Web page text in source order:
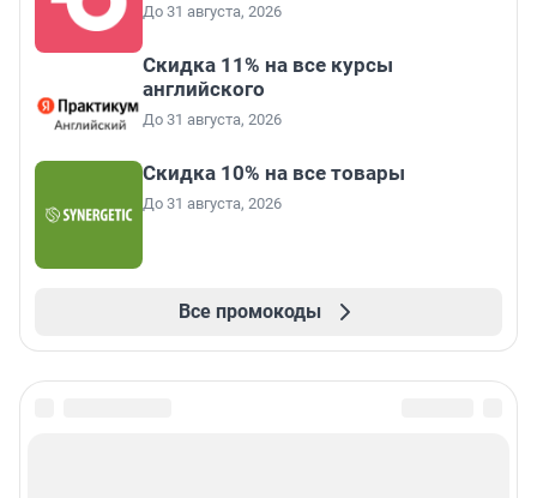
До 31 августа, 2026
Скидка 11% на все курсы
английского
До 31 августа, 2026
Скидка 10% на все товары
До 31 августа, 2026
Все промокоды